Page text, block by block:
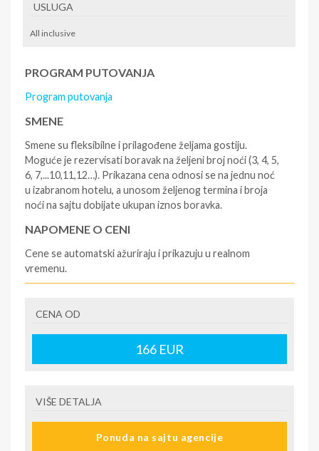
USLUGA
All inclusive
PROGRAM PUTOVANJA
Program putovanja
SMENE
Smene su fleksibilne i prilagođene željama gostiju.
Moguće je rezervisati boravak na željeni broj noći (3, 4, 5,
6, 7,...10,11,12…). Prikazana cena odnosi se na jednu noć
u izabranom hotelu, a unosom željenog termina i broja
noći na sajtu dobijate ukupan iznos boravka.
NAPOMENE O CENI
Cene se automatski ažuriraju i prikazuju u realnom
vremenu.
- rezervisane i potvrđene usluge u izabranoj smeštajnoj
jedinici prema opisu - korišćenje hotelskih sadržaja
prema opisu - uslugu rezervacije - organizaciju
putovanja
krizu) na destinaciji, plaćaju se na recepciji
hotela/apartmana za hotele sa 1* i 2* i nekategorisane
CENA OD
166 EUR
VIŠE DETALJA
Ponuda na sajtu agencije